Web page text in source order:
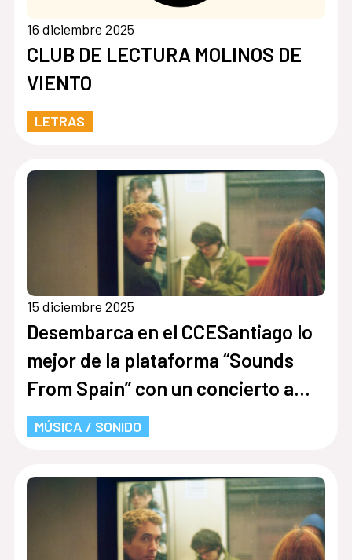
16 diciembre 2025
CLUB DE LECTURA MOLINOS DE
VIENTO
LETRAS
15 diciembre 2025
Desembarca en el CCESantiago lo
mejor de la plataforma “Sounds
From Spain” con un concierto a
tres bandas
MÚSICA / SONIDO